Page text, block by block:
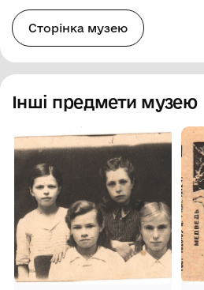
Сторінка музею
Інші предмети музею